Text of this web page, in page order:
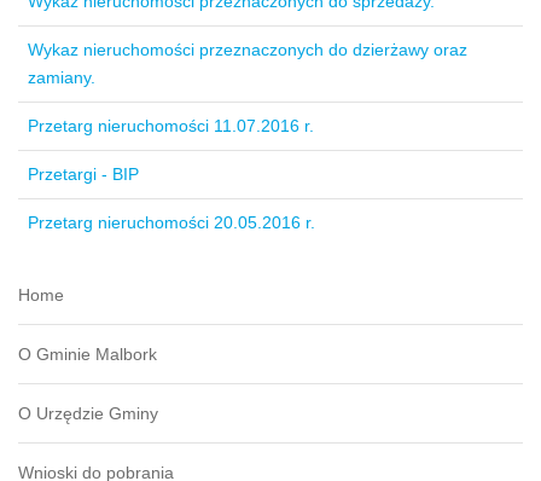
Wykaz nieruchomości przeznaczonych do dzierżawy oraz
zamiany.
Przetarg nieruchomości 11.07.2016 r.
Przetargi - BIP
Przetarg nieruchomości 20.05.2016 r.
Home
O Gminie Malbork
O Urzędzie Gminy
Wnioski do pobrania